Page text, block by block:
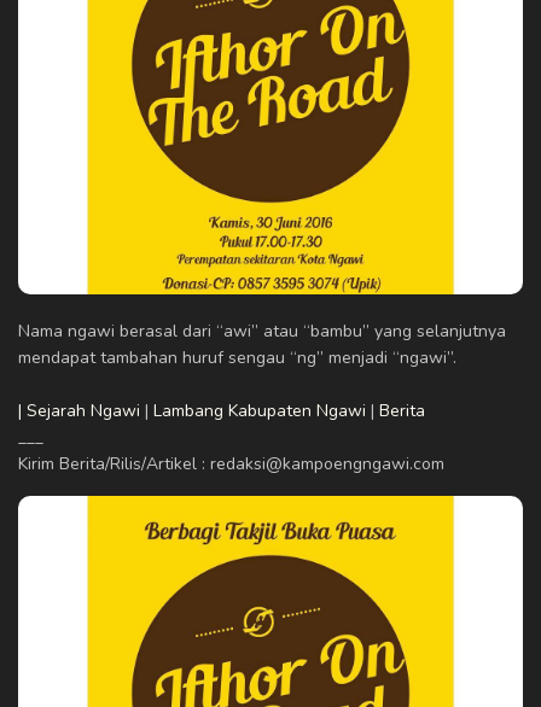
Nama ngawi berasal dari “awi” atau “bambu” yang selanjutnya
mendapat tambahan huruf sengau “ng” menjadi “ngawi”.
| Sejarah Ngawi | Lambang Kabupaten Ngawi | Berita
___
Kirim Berita/Rilis/Artikel : redaksi@kampoengngawi.com